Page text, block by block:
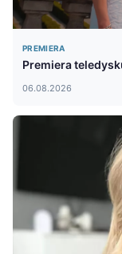
PREMIERA
Premiera
06.08.2026